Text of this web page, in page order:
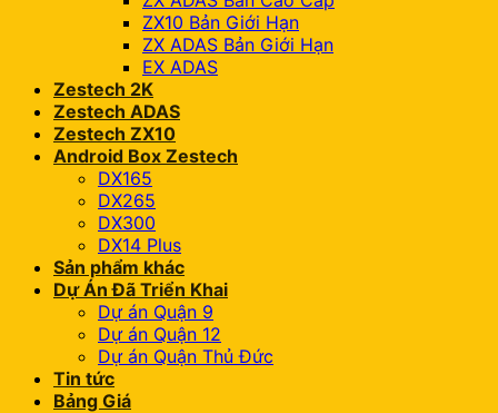
ZX10 Bản Giới Hạn
ZX ADAS Bản Giới Hạn
EX ADAS
Zestech 2K
Zestech ADAS
Zestech ZX10
Android Box Zestech
DX165
DX265
DX300
DX14 Plus
Sản phẩm khác
Dự Án Đã Triển Khai
Dự án Quận 9
Dự án Quận 12
Dự án Quận Thủ Đức
Tin tức
Bảng Giá